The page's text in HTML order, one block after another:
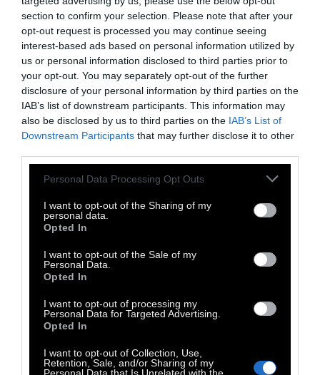
section to confirm your selection. Please note that after your
opt-out request is processed you may continue seeing
interest-based ads based on personal information utilized by
us or personal information disclosed to third parties prior to
your opt-out. You may separately opt-out of the further
disclosure of your personal information by third parties on the
IAB’s list of downstream participants. This information may
also be disclosed by us to third parties on the IAB’s List of
Downstream Participants that may further disclose it to other
Personal Data Processing Opt Outs
I want to opt-out of the Sharing of my
personal data.
Opted In
I want to opt-out of the Sale of my
Personal Data.
Opted In
I want to opt-out of processing my
Personal Data for Targeted Advertising.
Opted In
I want to opt-out of Collection, Use,
Retention, Sale, and/or Sharing of my
λόγος που αναζητώ την υπέρβαση, στα έργα
μου. Χρειαζόμαστε νέες μορφές θεάτρου...
Για μένα, το θέατρο είναι μια από τις πιο
αισθησιακές μορφές τέχνης: χρησιμοποιεί
το ανθρώπινο σώμα, τον ιδρώτα, τη δυνατή
μουσική, τη συντροφικότητα. Όλες οι
αισθήσεις μπορούν να ενεργοποιηθούν
ταυτόχρονα. Συνήθως, το θέατρο δεν
αξιοποιεί όλες αυτές τις δυνατότητες…»
«Η διάρκεια
του Respublika είναι μια
(αντικαπιταλιστική)
δήλωση»